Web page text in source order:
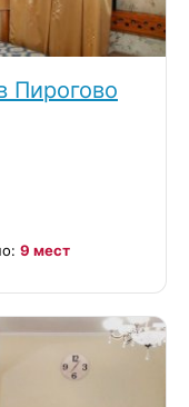
Пирогово
9 мест